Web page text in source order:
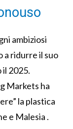
ambiziosi
a ridurre il suo
il 2025.
Markets ha
la plastica
e Malesia .